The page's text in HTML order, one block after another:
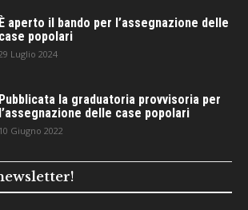
È aperto il bando per l’assegnazione delle
case popolari
Luglio 2024
Pubblicata la graduatoria provvisoria per
l’assegnazione delle case popolari
10 Giugno 2022